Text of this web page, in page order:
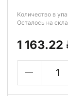
Количество в
Осталось на
1 163.22